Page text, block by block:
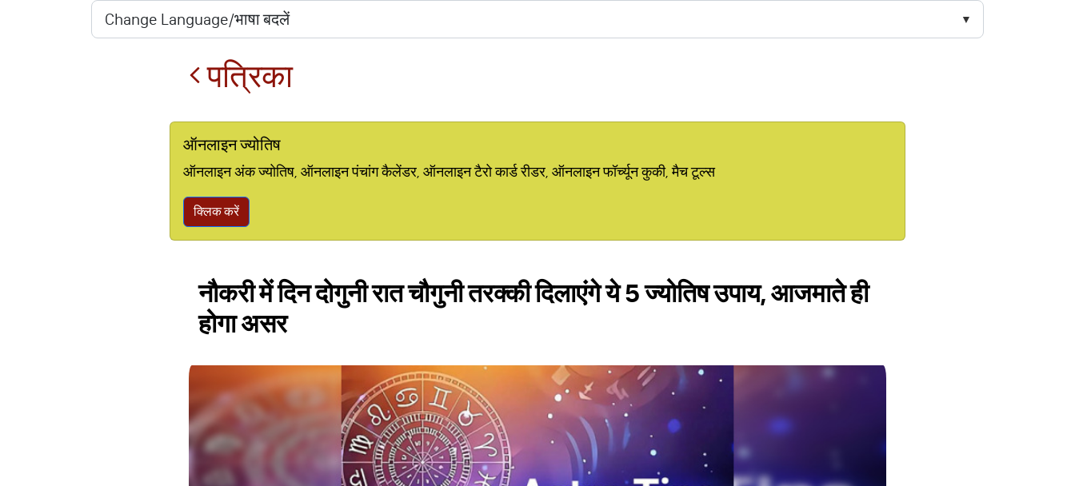
पत्रिका
ऑनलाइन ज्योतिष
ऑनलाइन अंक ज्योतिष, ऑनलाइन पंचांग कैलेंडर, ऑनलाइन टैरो कार्ड रीडर, ऑनलाइन फॉर्च्यून कुकी, मैच टूल्स
क्लिक करें
नौकरी में दिन दोगुनी रात चौगुनी तरक्की दिलाएंगे ये 5 ज्योतिष उपाय, आजमाते ही
होगा असर